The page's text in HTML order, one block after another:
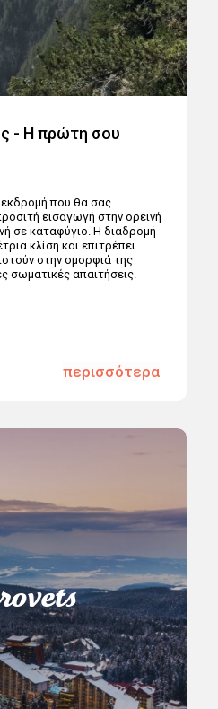
- Η πρώτη σου
που θα σας
εισαγωγή στην ορεινή
σε καταφύγιο. Η διαδρομή
κλίση και επιτρέπει
στην ομορφιά της
σωματικές απαιτήσεις.
περισσότερα